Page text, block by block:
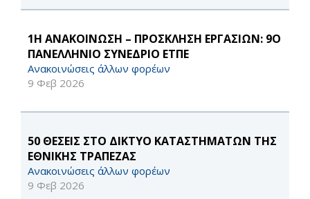
1Η ΑΝΑΚΟΙΝΩΣΗ – ΠΡΟΣΚΛΗΣΗ ΕΡΓΑΣΙΩΝ: 9Ο
ΠΑΝΕΛΛΗΝΙΟ ΣΥΝΕΔΡΙΟ ΕΤΠΕ
Ανακοινώσεις άλλων φορέων
9 Φεβ 2026
50 ΘΕΣΕΙΣ ΣΤΟ ΔΙΚΤΥΟ ΚΑΤΑΣΤΗΜΑΤΩΝ ΤΗΣ
ΕΘΝΙΚΗΣ ΤΡΑΠΕΖΑΣ
Ανακοινώσεις άλλων φορέων
9 Φεβ 2026